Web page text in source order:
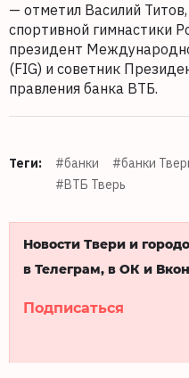
— отметил Василий
спортивной гимнастики
президент
(FIG) и советник
правления банка ВТБ.
Теги: #банки #банки
#ВТБ Тверь
Новости Твери и
в Телеграм, в ОК и
Подписаться